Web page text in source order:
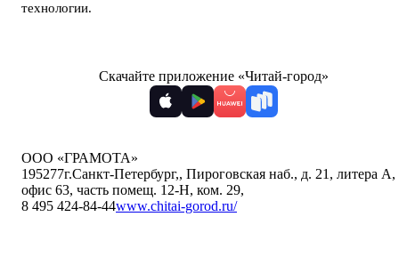
технологии.
Скачайте приложение «Читай-город»
ООО «ГРАМОТА»
195277г.Санкт-Петербург,, Пироговская наб., д. 21, литера А,
офис 63, часть помещ. 12-Н, ком. 29,
8 495 424-84-44www.chitai-gorod.ru/